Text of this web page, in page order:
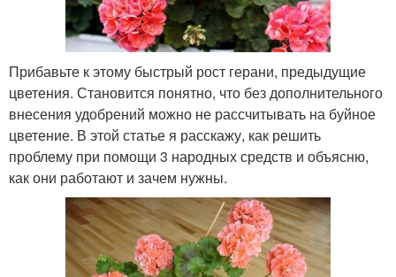
Прибавьте к этому быстрый рост герани, предыдущие
цветения. Становится понятно, что без дополнительного
внесения удобрений можно не рассчитывать на буйное
цветение. В этой статье я расскажу, как решить
проблему при помощи 3 народных средств и объясню,
как они работают и зачем нужны.